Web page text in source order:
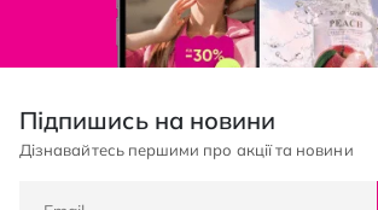
Підпишись на новини
Дізнавайтесь першими про акції та новини